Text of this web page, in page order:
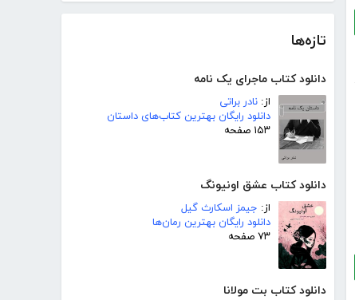
تازه‌ها
دانلود کتاب ماجرای یک نامه
از: نادر براتی
دانلود رایگان بهترین کتاب‌های داستان
۱۵۳ صفحه
دانلود کتاب عشق اونیونگ
از: جیمز اسکارث گیل
دانلود رایگان بهترین رمان‌ها
۷۳ صفحه
دانلود کتاب بت مولانا